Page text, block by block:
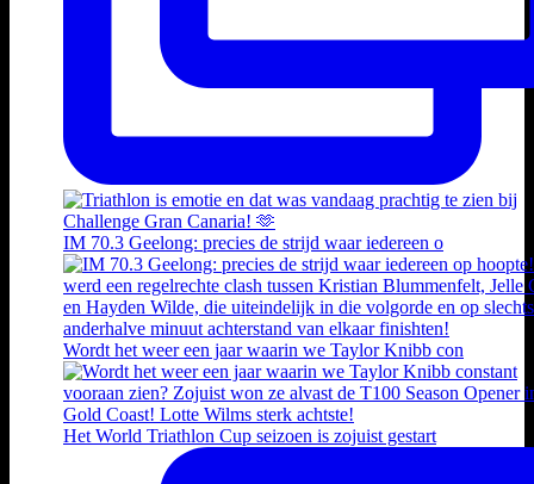
IM 70.3 Geelong: precies de strijd waar iedereen o
Wordt het weer een jaar waarin we Taylor Knibb con
Het World Triathlon Cup seizoen is zojuist gestart